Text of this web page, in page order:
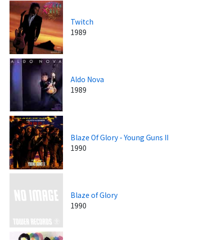
Twitch
1989
Aldo Nova
1989
Blaze Of Glory - Young Guns II
1990
Blaze of Glory
1990